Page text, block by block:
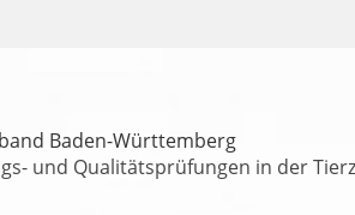
Baden-Württemberg
und Qualitätsprüfungen in der